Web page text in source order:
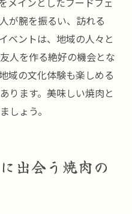
が腕を振るい、訪れる
ベントは、地域の人々と
人を作る絶好の機会とな
域の文化体験も楽しめる
ります。美味しい焼肉と
しょう。
出会う焼肉の